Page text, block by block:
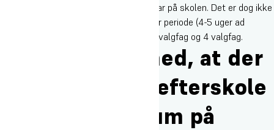
Vores hjemmeside viser alle de fag vi har på skolen. Det er dog ikke
alle fag, der udbydes alle perioder. I hver periode (4-5 uger ad
gangen) kan du vælge mellem 4 idrætsvalgfag og 4 valgfag.
Det er noget med, at der
også ligger en efterskole
og et gymnasium på